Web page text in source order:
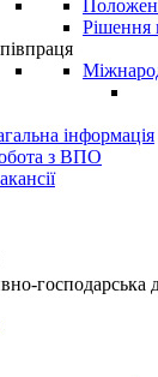
Рішення
інформація
з ВПО
господарська